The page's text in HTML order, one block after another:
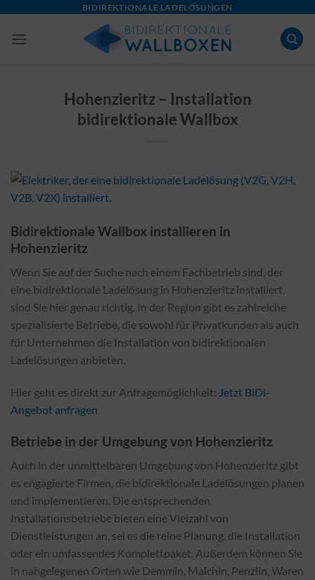
content
BIDIREKTIONALE LADELÖSUNGEN
Hohenzieritz – Installation
bidirektionale Wallbox
Bidirektionale Wallbox installieren in
Hohenzieritz
Wenn Sie auf der Suche nach einem Fachbetrieb sind, der
eine bidirektionale Ladelösung in Hohenzieritz installiert,
sind Sie hier genau richtig. In der Region gibt es zahlreiche
spezialisierte Betriebe, die sowohl für Privatkunden als auch
für Unternehmen die Installation von bidirektionalen
Ladelösungen anbieten.
Hier geht es direkt zur Anfragemöglichkeit: Jetzt BiDi-
Angebot anfragen
Betriebe in der Umgebung von Hohenzieritz
Auch in der unmittelbaren Umgebung von Hohenzieritz gibt
es engagierte Firmen, die bidirektionale Ladelösungen planen
und implementieren. Die entsprechenden
Installationsbetriebe bieten eine Vielzahl von
Dienstleistungen an, sei es die reine Planung, die Installation
oder ein umfassendes Komplettpaket. Außerdem können Sie
in nahgelegenen Orten wie Demmin, Malchin, Penzlin, Waren